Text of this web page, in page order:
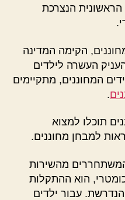
הנצרכת
הקימה המדינה
העשרה לילדים
המחוננים, מתקיימים
.
תוכלו למצוא
למבחן מחוננים.
מהשירות
הוא ההתקלות
עבור ילדים